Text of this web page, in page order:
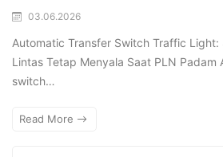
03.06.2026
Automatic Transfer Switch Traffic Light:
Lintas Tetap Menyala Saat PLN Padam
switch…
Read More